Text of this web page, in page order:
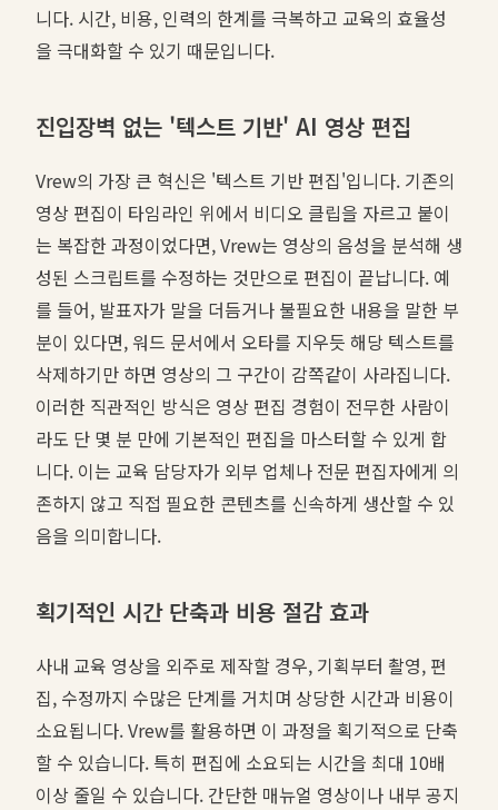
니다. 시간, 비용, 인력의 한계를 극복하고 교육의 효율성
을 극대화할 수 있기 때문입니다.
진입장벽 없는 '텍스트 기반' AI 영상 편집
Vrew의 가장 큰 혁신은 '텍스트 기반 편집'입니다. 기존의
영상 편집이 타임라인 위에서 비디오 클립을 자르고 붙이
는 복잡한 과정이었다면, Vrew는 영상의 음성을 분석해 생
성된 스크립트를 수정하는 것만으로 편집이 끝납니다. 예
를 들어, 발표자가 말을 더듬거나 불필요한 내용을 말한 부
분이 있다면, 워드 문서에서 오타를 지우듯 해당 텍스트를
삭제하기만 하면 영상의 그 구간이 감쪽같이 사라집니다.
이러한 직관적인 방식은 영상 편집 경험이 전무한 사람이
라도 단 몇 분 만에 기본적인 편집을 마스터할 수 있게 합
니다. 이는 교육 담당자가 외부 업체나 전문 편집자에게 의
존하지 않고 직접 필요한 콘텐츠를 신속하게 생산할 수 있
음을 의미합니다.
획기적인 시간 단축과 비용 절감 효과
사내 교육 영상을 외주로 제작할 경우, 기획부터 촬영, 편
집, 수정까지 수많은 단계를 거치며 상당한 시간과 비용이
소요됩니다. Vrew를 활용하면 이 과정을 획기적으로 단축
할 수 있습니다. 특히 편집에 소요되는 시간을 최대 10배
이상 줄일 수 있습니다. 간단한 매뉴얼 영상이나 내부 공지